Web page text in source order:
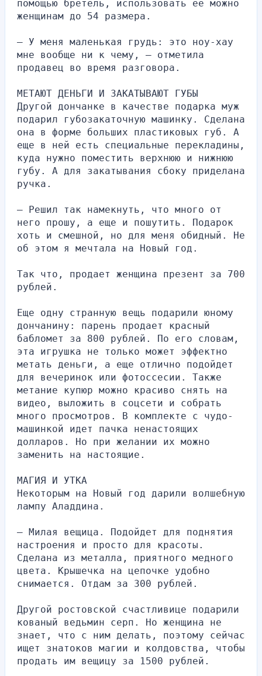
помощью бретель, использовать ее можно
женщинам до 54 размера.
– У меня маленькая грудь: это ноу-хау
мне вообще ни к чему, – отметила
продавец во время разговора.
МЕТАЮТ ДЕНЬГИ И ЗАКАТЫВАЮТ ГУБЫ
Другой дончанке в качестве подарка муж
подарил губозакаточную машинку. Сделана
она в форме больших пластиковых губ. А
еще в ней есть специальные перекладины,
куда нужно поместить верхнюю и нижнюю
губу. А для закатывания сбоку приделана
ручка.
– Решил так намекнуть, что много от
него прошу, а еще и пошутить. Подарок
хоть и смешной, но для меня обидный. Не
об этом я мечтала на Новый год.
Так что, продает женщина презент за 700
рублей.
Еще одну странную вещь подарили юному
дончанину: парень продает красный
бабломет за 800 рублей. По его словам,
эта игрушка не только может эффектно
метать деньги, а еще отлично подойдет
для вечеринок или фотоссесии. Также
метание купюр можно красиво снять на
видео, выложить в соцсети и собрать
много просмотров. В комплекте с чудо-
машинкой идет пачка ненастоящих
долларов. Но при желании их можно
заменить на настоящие.
МАГИЯ И УТКА
Некоторым на Новый год дарили волшебную
лампу Аладдина.
– Милая вещица. Подойдет для поднятия
настроения и просто для красоты.
Сделана из металла, приятного медного
цвета. Крышечка на цепочке удобно
снимается. Отдам за 300 рублей.
Другой ростовской счастливице подарили
кованый ведьмин серп. Но женщина не
знает, что с ним делать, поэтому сейчас
ищет знатоков магии и колдовства, чтобы
продать им вещицу за 1500 рублей.